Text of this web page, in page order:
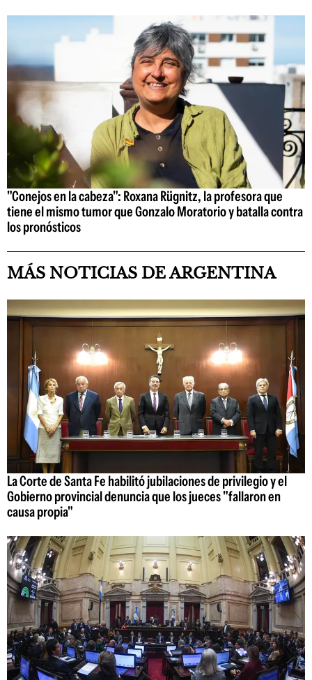
"Conejos en la cabeza": Roxana Rügnitz, la profesora que
tiene el mismo tumor que Gonzalo Moratorio y batalla contra
los pronósticos
MÁS NOTICIAS DE ARGENTINA
La Corte de Santa Fe habilitó jubilaciones de privilegio y el
Gobierno provincial denuncia que los jueces "fallaron en
causa propia"